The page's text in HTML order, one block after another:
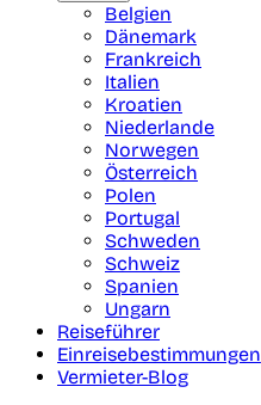
Belgien
Dänemark
Frankreich
Italien
Kroatien
Niederlande
Norwegen
Österreich
Polen
Portugal
Schweden
Schweiz
Spanien
Ungarn
Reiseführer
Einreisebestimmungen
Vermieter-Blog